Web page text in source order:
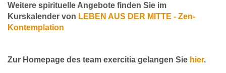
Weitere spirituelle Angebote finden Sie im
Kurskalender von LEBEN AUS DER MITTE - Zen-
Kontemplation
Zur Homepage des team exercitia gelangen Sie hier.